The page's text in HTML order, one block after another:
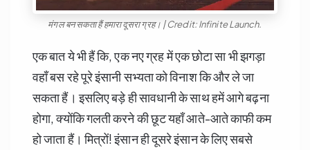
मंगल बन सकता हैं हमारा दूसरा ग्रह। | Credit: Infinite Launch.
एक बात ये भी हैं कि, एक नए ग्रह में एक छोटा सा भी झगड़ा
वहाँ बस रहे पूरे इंसानी सभ्यता को विनाश कि और ले जा
सकता हैं। इसलिए बड़े ही सावधानी के साथ हमें आगे बढ़ना
होगा, क्योंकि गलती करने की छूट यहाँ आते-आते काफी कम
हो जाता हैं। मित्रों! इंसान ही दूसरे इंसान के लिए सबसे